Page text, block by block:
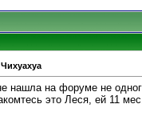
Чихуахуа
нашла на форуме не
это Леся, ей 11